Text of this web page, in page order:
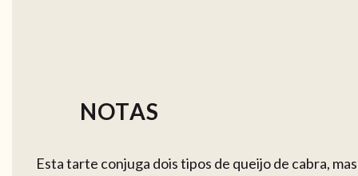
NOTAS
Esta tarte conjuga dois tipos de queijo de cabra, mas